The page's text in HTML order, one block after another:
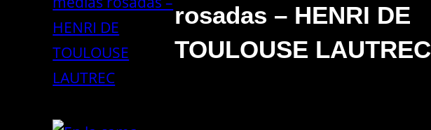
rosadas – HENRI DE
TOULOUSE LAUTREC